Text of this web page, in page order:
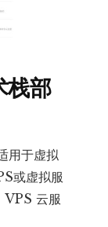
栈部
用于虚拟
或虚拟服
VPS 云服